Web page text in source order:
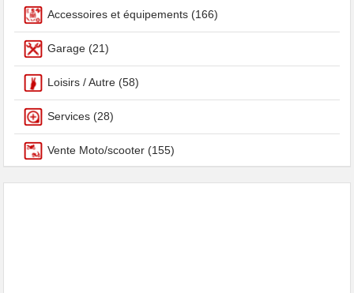
Accessoires et équipements (166)
Garage (21)
Loisirs / Autre (58)
Services (28)
Vente Moto/scooter (155)